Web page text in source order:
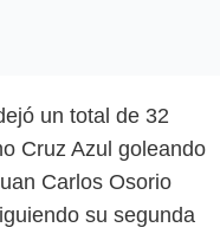
un total de 32
Cruz Azul goleando
Carlos Osorio
su segunda